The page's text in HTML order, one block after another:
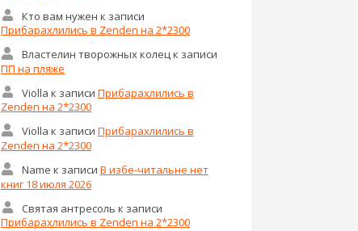
Кто вам нужен к записи
Прибарахлились в Zenden на 2*2300
Властелин творожных колецк записи
ПП на пляже
Violla к записи Прибарахлились в
Zenden на 2*2300
Violla к записи Прибарахлились в
Zenden на 2*2300
Name к записи В избе-читальне нет
книг 18 июля 2026
Святая антресоль к записи
Прибарахлились в Zenden на 2*2300